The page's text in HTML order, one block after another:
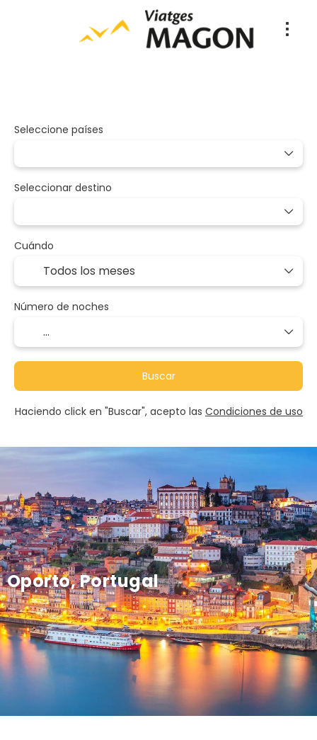
Oporto, Portugal
Seleccione países
Seleccionar destino
Cuándo
Número de noches
Buscar
Haciendo click en "Buscar", acepto las Condiciones de uso